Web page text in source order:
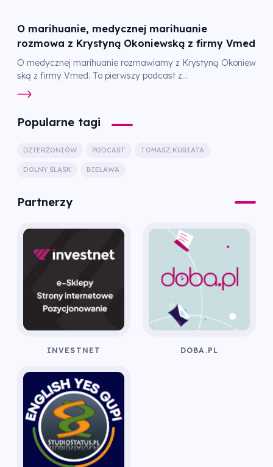
O marihuanie, medycznej marihuanie
rozmowa z Krystyną Okoniewską z firmy Vmed
O medycznej marihuanie rozmawiamy z Krystyną Okoniew
ską z firmy Vmed. To pierwszy podcast z...
Popularne tagi
DZIERŻONIÓW PODCAST TOMASZ KURIATA
DOLNY ŚLĄSK BIELAWA
Partnerzy
INVESTNET DOBA.PL